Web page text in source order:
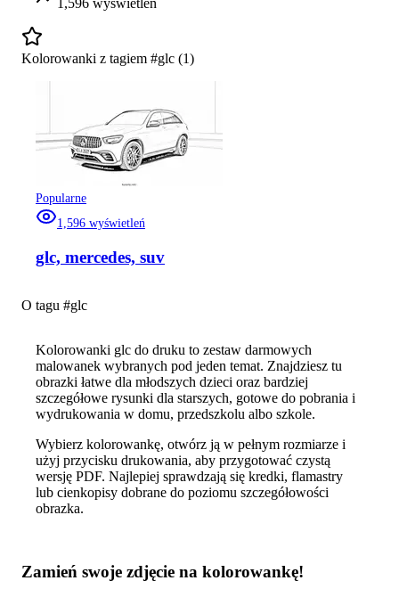
Kolorowanki z tagiem #glc (1)
Popularne
1,596 wyświetleń
glc, mercedes, suv
O tagu #glc
Kolorowanki glc do druku to zestaw darmowych
malowanek wybranych pod jeden temat. Znajdziesz tu
obrazki łatwe dla młodszych dzieci oraz bardziej
szczegółowe rysunki dla starszych, gotowe do pobrania i
wydrukowania w domu, przedszkolu albo szkole.
Wybierz kolorowankę, otwórz ją w pełnym rozmiarze i
użyj przycisku drukowania, aby przygotować czystą
wersję PDF. Najlepiej sprawdzają się kredki, flamastry
lub cienkopisy dobrane do poziomu szczegółowości
obrazka.
Zamień swoje zdjęcie na kolorowankę!